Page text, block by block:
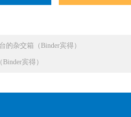
的杂交箱（Binder宾得）
宾得）